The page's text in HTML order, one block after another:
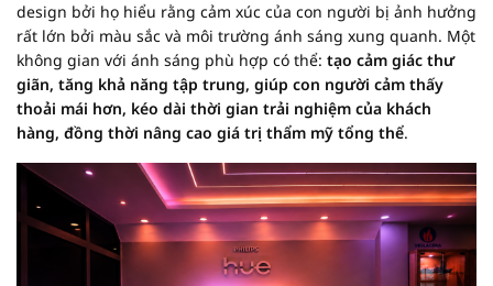
design bởi họ hiểu rằng cảm xúc của con người bị ảnh hưởng
rất lớn bởi màu sắc và môi trường ánh sáng xung quanh. Một
không gian với ánh sáng phù hợp có thể: tạo cảm giác thư
giãn, tăng khả năng tập trung, giúp con người cảm thấy
thoải mái hơn, kéo dài thời gian trải nghiệm của khách
hàng, đồng thời nâng cao giá trị thẩm mỹ tổng thể.